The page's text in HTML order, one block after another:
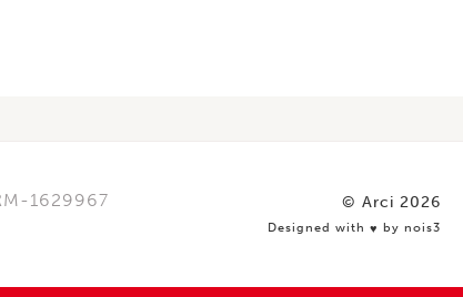
1629967 © Arci 2026
Designed with ♥️ by nois3